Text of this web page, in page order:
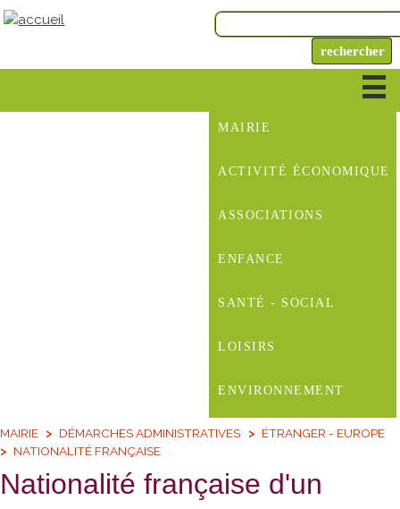
MAIRIE
ACTIVITÉ ÉCONOMIQUE
ASSOCIATIONS
ENFANCE
SANTÉ - SOCIAL
LOISIRS
ENVIRONNEMENT
MAIRIE DÉMARCHES ADMINISTRATIVES
ÉTRANGER - EUROPE
NATIONALITÉ FRANÇAISE
Nationalité française d'un